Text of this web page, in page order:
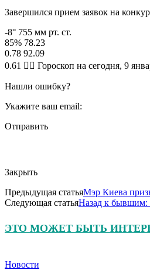
Завершился прием заявок на
-8° 755 мм рт. ст.
85% 78.23
0.78 92.09
0.61 🧙‍♀ Гороскоп на сегодня, 9
Нашли ошибку?
Укажите ваш email:
Отправить
Закрыть
Предыдущая статьяМэр Киева
Следующая статьяНазад к бывшим:
ЭТО МОЖЕТ БЫТЬ
Новости